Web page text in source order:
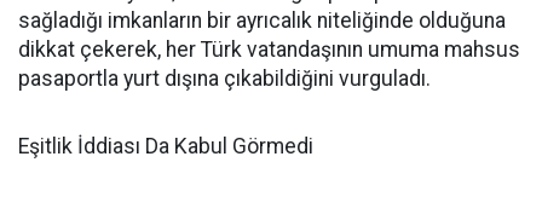
sağladığı imkanların bir ayrıcalık niteliğinde olduğuna
dikkat çekerek, her Türk vatandaşının umuma mahsus
pasaportla yurt dışına çıkabildiğini vurguladı.
Eşitlik İddiası Da Kabul Görmedi